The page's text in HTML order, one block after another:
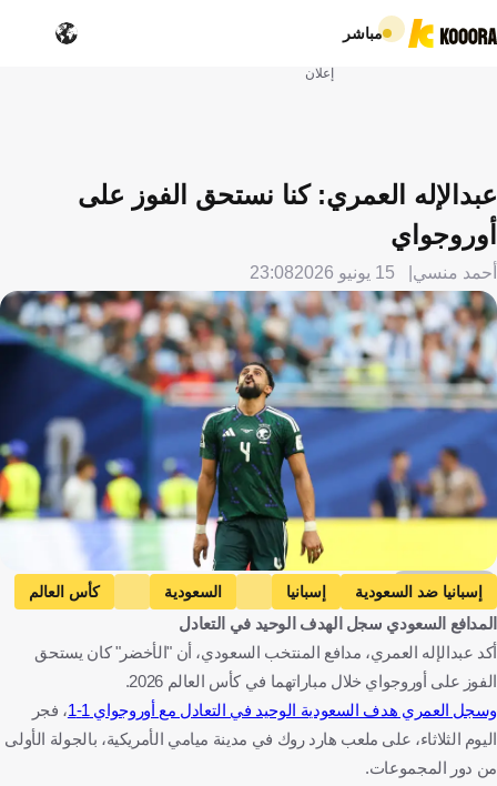
مباشر
إعلان
عبدالإله العمري: كنا نستحق الفوز على
أوروجواي
أحمد منسي 15 يونيو 2026 23:08
Getty Images
إسبانيا ضد السعودية إسبانيا السعودية
كأس العالم
عبدالإله العمري
إسبانيا
المملكة العربية السعودية
الولايات المتحدة
كرة قدم
المدافع السعودي سجل الهدف الوحيد في التعادل
أكد عبدالإله العمري، مدافع المنتخب السعودي، أن "الأخضر" كان يستحق
الفوز على أوروجواي خلال مباراتهما في كأس العالم 2026.
وسجل العمري هدف السعودية الوحيد في التعادل مع أوروجواي 1-1
، فجر
اليوم الثلاثاء، على ملعب هارد روك في مدينة ميامي الأمريكية، بالجولة الأولى
من دور المجموعات.